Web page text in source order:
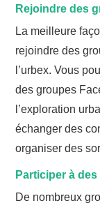
Rejoindre des
La meilleure
rejoindre des
l’urbex. Vous
des groupes
l’exploration
échanger des
organiser des
Participer à
De nombreux